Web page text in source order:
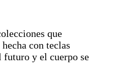
que
con teclas
futuro y el cuerpo se